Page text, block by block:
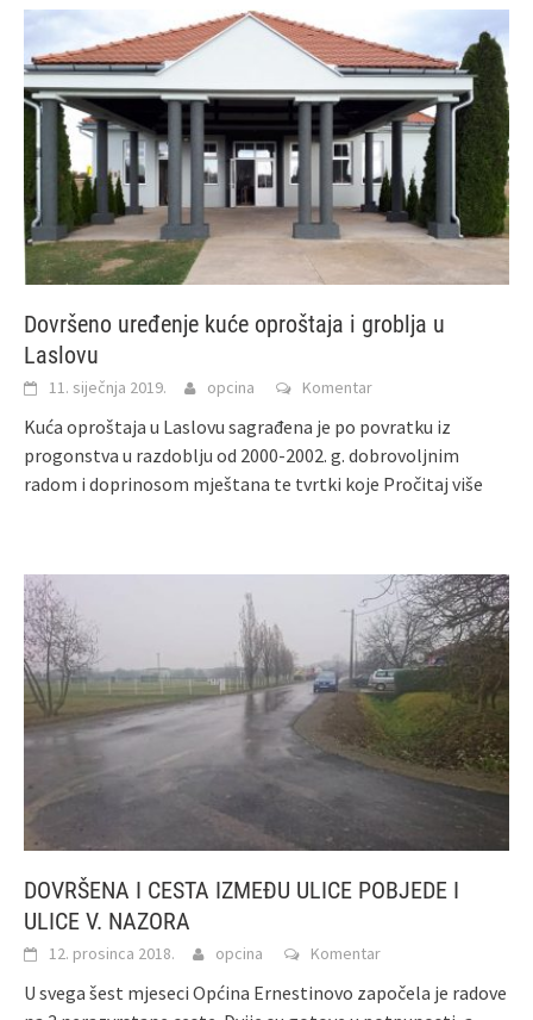
Dovršeno uređenje kuće oproštaja i groblja u
Laslovu
11. siječnja 2019. opcina Komentar
Kuća oproštaja u Laslovu sagrađena je po povratku iz
progonstva u razdoblju od 2000-2002. g. dobrovoljnim
radom i doprinosom mještana te tvrtki koje Pročitaj više
DOVRŠENA I CESTA IZMEĐU ULICE POBJEDE I
ULICE V. NAZORA
12. prosinca 2018. opcina Komentar
U svega šest mjeseci Općina Ernestinovo započela je radove